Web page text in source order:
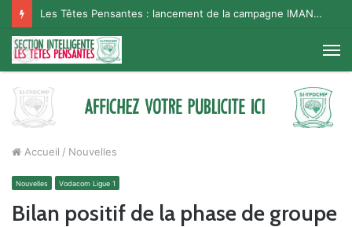
Les Têtes Pensantes : lancement de la campagne IMANA na BISO, Supporter Telema
Accueil / Nouvelles
Nouvelles Vodacom Ligue 1
Bilan positif de la phase de groupe